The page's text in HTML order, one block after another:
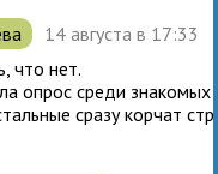
14 августа в 17:33
что нет.
опрос среди знакомых
сразу корчат